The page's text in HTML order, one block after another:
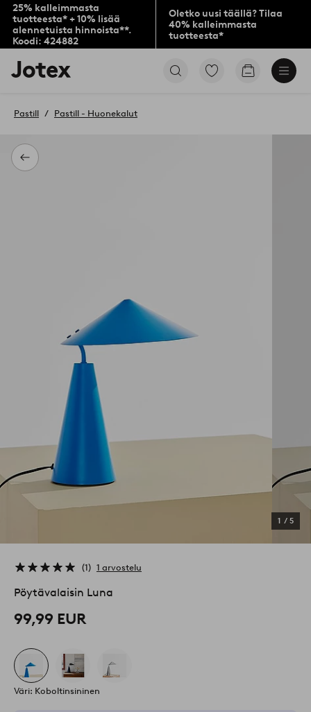
25% kalleimmasta
tuotteesta* + 10% lisää
alennetuista hinnoista**.
Koodi: 424882
Oletko uusi täällä? Tilaa
40% kalleimmasta
tuotteesta*
Jotex-
logo
aloitussivulle
Siirry
Siirry
Takaisin
Pastill Pastill - Huonekalut
1 / 5
1 1 arvostelu
Pöytävalaisin Luna
99,99 EUR
Väri: Koboltinsininen